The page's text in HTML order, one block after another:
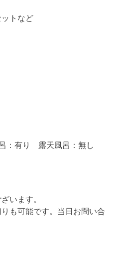
トなど
：有り 露天風呂：無し
います。
も可能です。当日お問い合